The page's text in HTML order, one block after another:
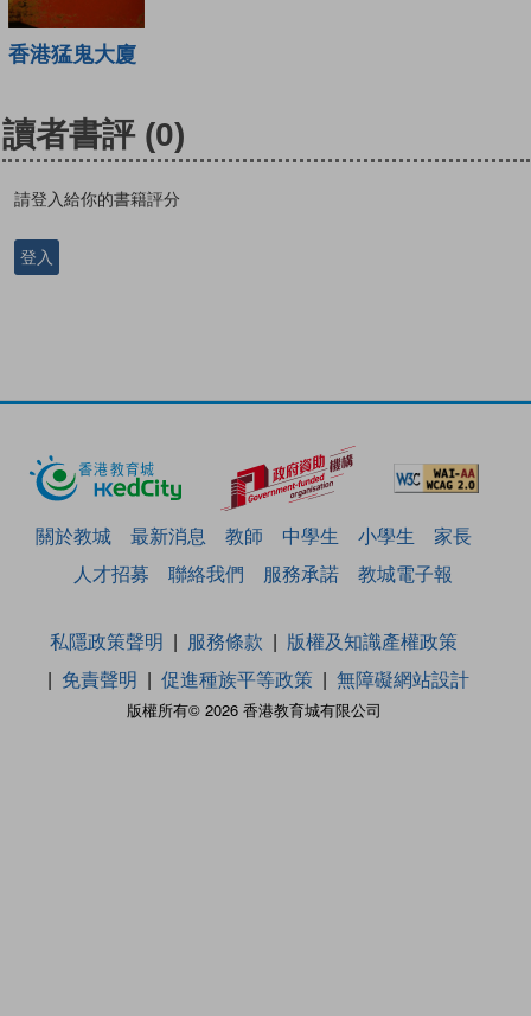
香港猛鬼大廈
讀者書評 (0)
請登入給你的書籍評分
登入
關於教城 最新消息 教師 中學生 小學生
家長
人才招募
聯絡我們 服務承諾 教城電子報
版權所有© 2026 香港教育城有限公司
私隱政策聲明 服務條款
版權及知識產權政策
免責聲明
促進種族平等政策 無障礙網站設計